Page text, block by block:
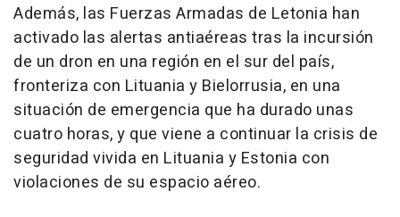
Además, las Fuerzas Armadas de Letonia han
activado las alertas antiaéreas tras la incursión
de un dron en una región en el sur del país,
fronteriza con Lituania y Bielorrusia, en una
situación de emergencia que ha durado unas
cuatro horas, y que viene a continuar la crisis de
seguridad vivida en Lituania y Estonia con
violaciones de su espacio aéreo.